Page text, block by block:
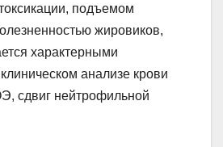
подъемом
жировиков,
характерными
анализе крови
сдвиг нейтрофильной